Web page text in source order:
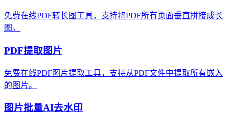
免费在线PDF转长图工具，支持将PDF所有页面垂直拼接成长
图。
PDF提取图片
免费在线PDF图片提取工具，支持从PDF文件中提取所有嵌入
的图片。
图片批量AI去水印